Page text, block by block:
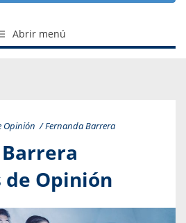
Abrir menú
Opinión / Fernanda Barrera
de Opinión